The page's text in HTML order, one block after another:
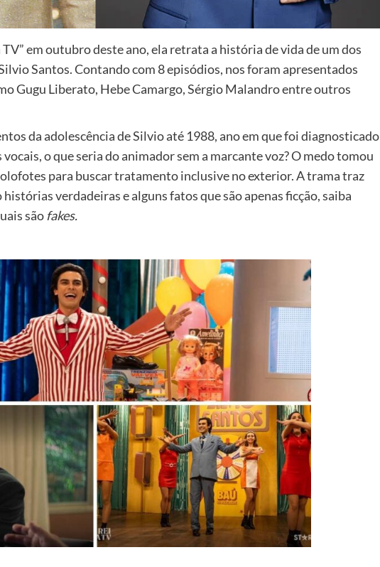
TV” em outubro deste ano, ela retrata a história de vida de um dos
Santos. Contando com 8 episódios, nos foram apresentados
Gugu Liberato, Hebe Camargo, Sérgio Malandro entre outros
da adolescência de Silvio até 1988, ano em que foi diagnosticado
o que seria do animador sem a marcante voz? O medo tomou
para buscar tratamento inclusive no exterior. A trama traz
verdadeiras e alguns fatos que são apenas ficção, saiba
são fakes.